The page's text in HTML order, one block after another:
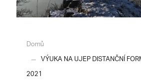
Domů
VÝUKA NA UJEP DISTANČNÍ
2021